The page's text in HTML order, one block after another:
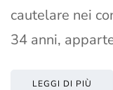
cautelare nei
34 anni,
LEGGI DI PIÙ